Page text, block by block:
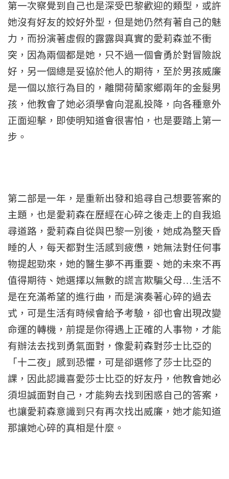
第一次察覺到自己也是深受巴黎歡迎的類型，或許
她沒有好友的姣好外型，但是她仍然有著自己的魅
力，而扮演著虛假的露露與真實的愛莉森並不衝
突，因為兩個都是她，只不過一個會勇於對冒險說
好，另一個總是妥協於他人的期待，至於男孩威廉
是一個以旅行為目的，離開荷蘭家鄉兩年的金髮男
孩，他教會了她必須學會向混亂投降，向各種意外
正面迎擊，即使明知道會很害怕，也是要踏上第一
步。
第二部是一年，是重新出發和追尋自己想要答案的
主題，也是愛莉森在歷經在心碎之後走上的自我追
尋道路，愛莉森自從與巴黎一別後，她成為整天昏
睡的人，每天都對生活感到疲憊，她無法對任何事
物提起勁來，她的醫生夢不再重要、她的未來不再
值得期待、她選擇以無數的謊言欺騙父母…生活不
是在充滿希望的進行曲，而是演奏著心碎的過去
式，可是生活有時候會給予考驗，卻也會出現改變
命運的轉機，前提是你得遇上正確的人事物，才能
有辦法去找到勇氣面對，像愛莉森對莎士比亞的
「十二夜」感到恐懼，可是卻選修了莎士比亞的
課，因此認識喜愛莎士比亞的好友丹，他教會她必
須坦誠面對自己，才能夠去找到困惑自己的答案，
也讓愛莉森意識到只有再次找出威廉，她才能知道
那讓她心碎的真相是什麼。